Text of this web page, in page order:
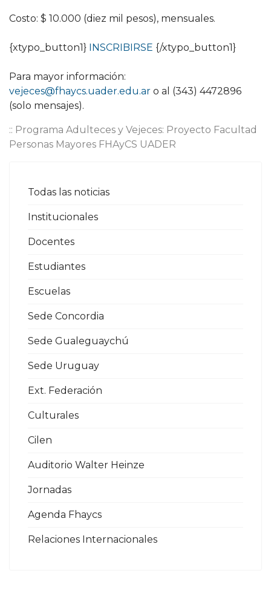
Costo: $ 10.000 (diez mil pesos), mensuales.
{xtypo_button1} INSCRIBIRSE {/xtypo_button1}
Para mayor información:
vejeces@fhaycs.uader.edu.ar o al (343) 4472896
(solo mensajes).
:: Programa Adulteces y Vejeces: Proyecto Facultad
Personas Mayores FHAyCS UADER
Todas las noticias
Institucionales
Docentes
Estudiantes
Escuelas
Sede Concordia
Sede Gualeguaychú
Sede Uruguay
Ext. Federación
Culturales
Cilen
Auditorio Walter Heinze
Jornadas
Agenda Fhaycs
Relaciones Internacionales